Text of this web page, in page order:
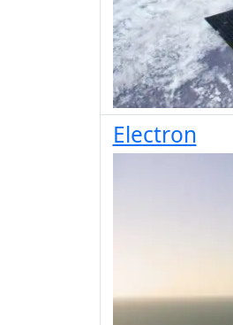
Electron